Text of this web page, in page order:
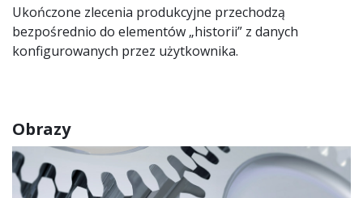
Ukończone zlecenia produkcyjne przechodzą
bezpośrednio do elementów „historii” z danych
konfigurowanych przez użytkownika.
Obrazy